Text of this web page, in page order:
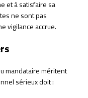
et à satisfaire sa
ne sont pas
vigilance accrue.
mandataire méritent
sérieux doit :